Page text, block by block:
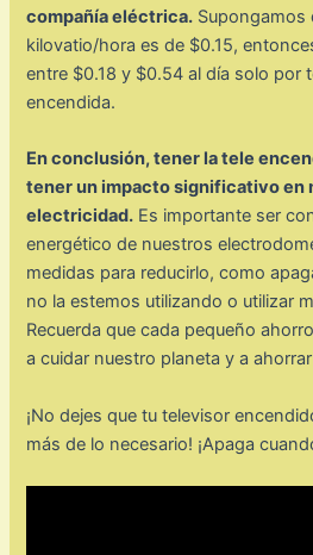
compañía eléctrica. Supongamos
kilovatio/hora es de $0.15,
entre $0.18 y $0.54 al día solo por
encendida.
En conclusión, tener la tele
tener un impacto significativo en
electricidad. Es importante ser
energético de nuestros
medidas para reducirlo, como
no la estemos utilizando o utilizar
Recuerda que cada pequeño
a cuidar nuestro planeta y a
¡No dejes que tu televisor
más de lo necesario! ¡Apaga